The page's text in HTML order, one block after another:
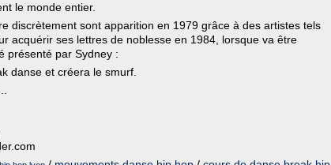
le monde entier.
discrètement sont apparition en 1979 grâce à des artistes tels
acquérir ses lettres de noblesse en 1984, lorsque va être
présenté par Sydney :
danse et créera le smurf.